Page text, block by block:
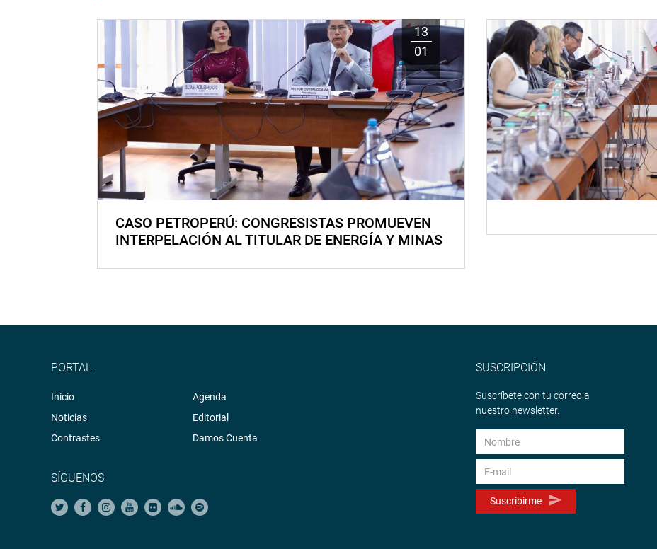
13
01
CASO PETROPERÚ: CONGRESISTAS PROMUEVEN
INTERPELACIÓN AL TITULAR DE ENERGÍA Y MINAS
PORTAL
Inicio
Noticias
Contrastes
Agenda
Editorial
Damos Cuenta
SÍGUENOS
SUSCRIPCIÓN
Suscríbete con tu correo a
nuestro newsletter.
Suscribirme